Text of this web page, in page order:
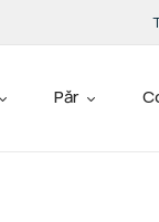
Păr